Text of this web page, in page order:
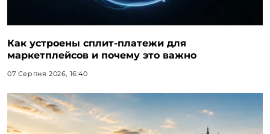
Как устроены сплит-платежи для
маркетплейсов и почему это важно
07 Серпня 2026, 16:40